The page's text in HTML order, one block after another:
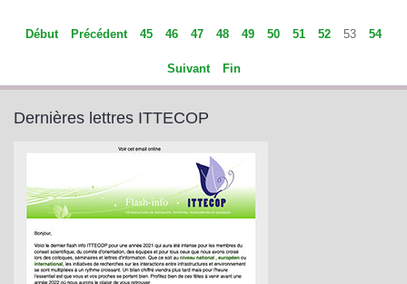
Début Précédent 45 46 47 48 49 50 51 52 53 54
Suivant Fin
Dernières lettres ITTECOP